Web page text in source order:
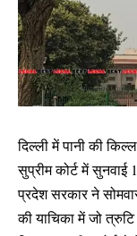
दिल्ली में पानी की
सुप्रीम कोर्ट में
प्रदेश सरकार ने
की याचिका में जो